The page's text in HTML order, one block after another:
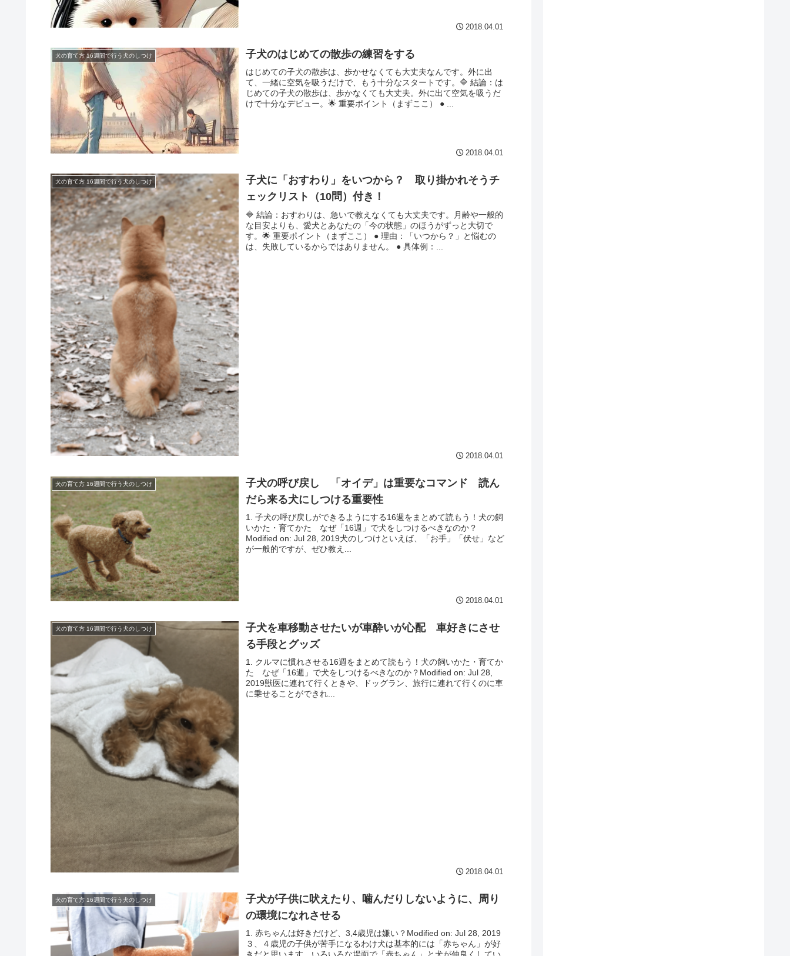
2018.04.01
犬の育て方 16週間で行う犬のしつけ 子犬のはじめての散歩の練習をする
はじめての子犬の散歩は、歩かせなくても大丈夫なんです。外に出
て、一緒に空気を吸うだけで、もう十分なスタートです。🔷 結論：は
じめての子犬の散歩は、歩かなくても大丈夫。外に出て空気を吸うだ
けで十分なデビュー。🌟 重要ポイント（まずここ） ● ...
2018.04.01
犬の育て方 16週間で行う犬のしつけ
子犬に「おすわり」をいつから？ 取り掛かれそうチ
ェックリスト（10問）付き！
🔷 結論：おすわりは、急いで教えなくても大丈夫です。月齢や一般的
な目安よりも、愛犬とあなたの「今の状態」のほうがずっと大切で
す。🌟 重要ポイント（まずここ） ● 理由：「いつから？」と悩むの
は、失敗しているからではありません。 ● 具体例：...
2018.04.01
犬の育て方 16週間で行う犬のしつけ
子犬の呼び戻し 「オイデ」は重要なコマンド 読ん
だら来る犬にしつける重要性
1. 子犬の呼び戻しができるようにする16週をまとめて読もう！犬の飼
いかた・育てかた なぜ「16週」で犬をしつけるべきなのか？
Modified on: Jul 28, 2019犬のしつけといえば、「お手」「伏せ」など
が一般的ですが、ぜひ教え...
2018.04.01
犬の育て方 16週間で行う犬のしつけ
子犬を車移動させたいが車酔いが心配 車好きにさせ
る手段とグッズ
1. クルマに慣れさせる16週をまとめて読もう！犬の飼いかた・育てか
た なぜ「16週」で犬をしつけるべきなのか？Modified on: Jul 28,
2019獣医に連れて行くときや、ドッグラン、旅行に連れて行くのに車
に乗せることができれ...
2018.04.01
犬の育て方 16週間で行う犬のしつけ
子犬が子供に吠えたり、噛んだりしないように、周り
の環境になれさせる
1. 赤ちゃんは好きだけど、3,4歳児は嫌い？Modified on: Jul 28, 2019
３、４歳児の子供が苦手になるわけ犬は基本的には「赤ちゃん」が好